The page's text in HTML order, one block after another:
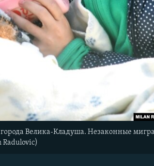
Велика-Кладуша. Незаконные
Radulovic)